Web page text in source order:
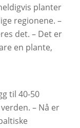
planter
regionene. –
det. – Det er
en plante,
til 40-50
– Nå er